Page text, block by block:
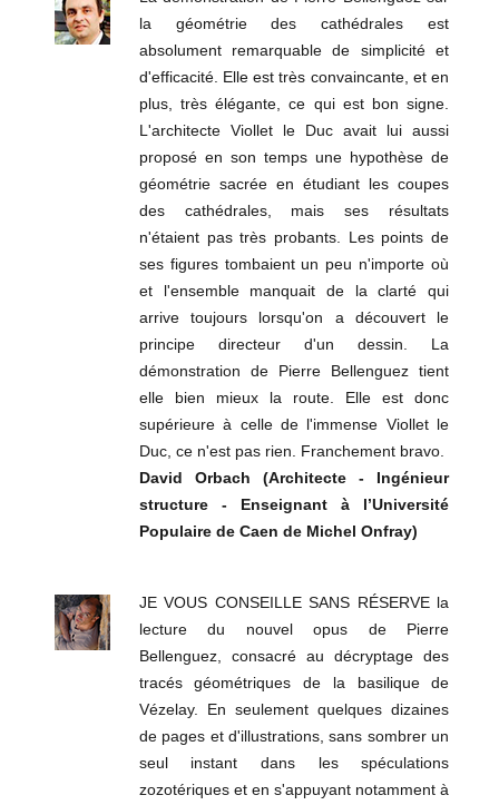
la géométrie des cathédrales est
absolument remarquable de simplicité et
d'efficacité. Elle est très convaincante, et en
plus, très élégante, ce qui est bon signe.
L'architecte Viollet le Duc avait lui aussi
proposé en son temps une hypothèse de
géométrie sacrée en étudiant les coupes
des cathédrales, mais ses résultats
n'étaient pas très probants. Les points de
ses figures tombaient un peu n'importe où
et l'ensemble manquait de la clarté qui
arrive toujours lorsqu'on a découvert le
principe directeur d'un dessin. La
démonstration de Pierre Bellenguez tient
elle bien mieux la route. Elle est donc
supérieure à celle de l'immense Viollet le
Duc, ce n'est pas rien. Franchement bravo.
David Orbach (Architecte - Ingénieur
structure - Enseignant à l’Université
Populaire de Caen de Michel Onfray)
JE VOUS CONSEILLE SANS RÉSERVE la
lecture du nouvel opus de Pierre
Bellenguez, consacré au décryptage des
tracés géométriques de la basilique de
Vézelay. En seulement quelques dizaines
de pages et d'illustrations, sans sombrer un
seul instant dans les spéculations
zozotériques et en s'appuyant notamment à